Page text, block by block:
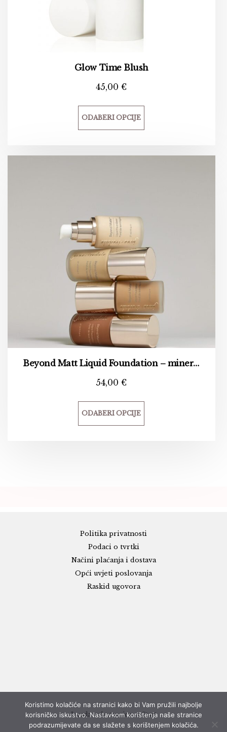
Glow Time Blush
45,00€
ODABERI OPCIJE
Beyond Matt Liquid Foundation – mineralni tekući puder matirajućeg efekta
54,00€
ODABERI OPCIJE
Politika privatnosti
Podaci o tvrtki
Načini plaćanja i dostava
Opći uvjeti poslovanja
Raskid ugovora
Izrada web stranice - eStart
Koristimo kolačiće na stranici kako bi Vam pružili najbolje
korisničko iskustvo. Nastavkom korištenja naše stranice
podrazumijevate da se slažete s korištenjem kolačića.